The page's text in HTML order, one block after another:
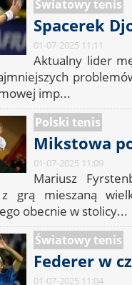
Światowy tenis
Spacerek
01-07-2025 11:11
Aktualny lider
imp...
Polski tenis
Mikstowa
01-07-2025 11:09
Mariusz
grą mieszaną
obecnie w stolicy...
Światowy tenis
Federer w
01-07-2025 11:04